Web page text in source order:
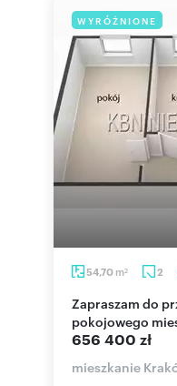
WYRÓŻNIONE
54,70 m2 2
Zapraszam do przestronnego 2-
pokojowego
656 400 zł
mieszkanie